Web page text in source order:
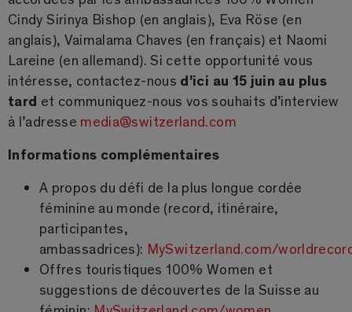
Cindy Sirinya Bishop (en anglais), Eva Röse (en
anglais), Vaimalama Chaves (en français) et Naomi
Lareine (en allemand). Si cette opportunité vous
intéresse, contactez-nous d’ici au 15 juin au plus
tard et communiquez-nous vos souhaits d’interview
à l’adresse media@switzerland.com
Informations complémentaires
A propos du défi de la plus longue cordée
féminine au monde (record, itinéraire,
participantes,
ambassadrices): MySwitzerland.com/
Offres touristiques 100% Women et
suggestions de découvertes de la Suisse au